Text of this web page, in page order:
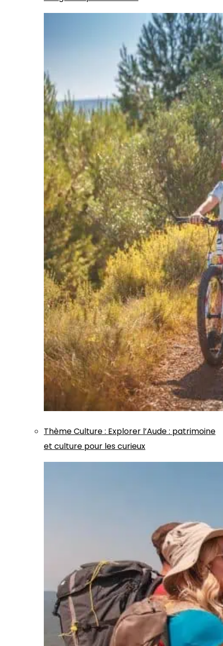
ThèmeCulture: Explorer l’Aude : patrimoine
et culture pour les curieux